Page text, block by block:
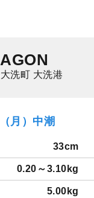
洗町 大洗港
月）中潮
33cm
0.20～3.10kg
5.00kg